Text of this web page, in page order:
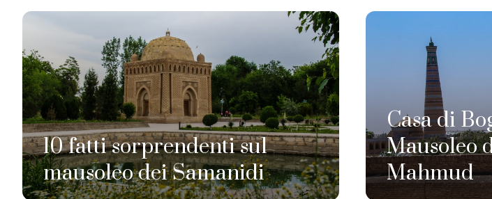
10 fatti sorprendenti sul
mausoleo dei Samanidi
Casa di
Mausoleo
Mahmud